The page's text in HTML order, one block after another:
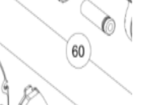
SPRINTER 907